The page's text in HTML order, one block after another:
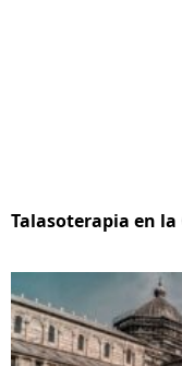
Talasoterapia en la